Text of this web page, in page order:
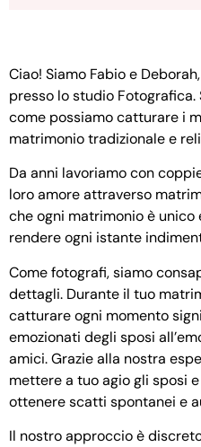
Ciao! Siamo Fabio e
presso lo studio
come possiamo catturare i
matrimonio tradizionale e
Da anni lavoriamo con
loro amore attraverso
che ogni matrimonio è unico
rendere ogni istante
Come fotografi, siamo
dettagli. Durante il tuo
catturare ogni momento
emozionati degli sposi
amici. Grazie alla nostra
mettere a tuo agio gli sposi
ottenere scatti spontanei e
Il nostro approccio è